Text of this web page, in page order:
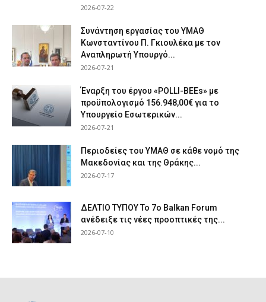
2026-07-22
Συνάντηση εργασίας του ΥΜΑΘ
Κωνσταντίνου Π. Γκιουλέκα με τον
Αναπληρωτή Υπουργό...
2026-07-21
Έναρξη του έργου «POLLI-BEEs» με
προϋπολογισμό 156.948,00€ για το
Υπουργείο Εσωτερικών...
2026-07-21
Περιοδείες του ΥΜΑΘ σε κάθε νομό της
Μακεδονίας και της Θράκης...
2026-07-17
ΔΕΛΤΙΟ ΤΥΠΟΥ Το 7ο Balkan Forum
ανέδειξε τις νέες προοπτικές της...
2026-07-10